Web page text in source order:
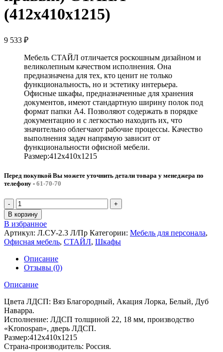
(412х410х1215)
9 533 ₽
Мебель СТАЙЛ отличается роскошным дизайном и
великолепным качеством исполнения. Она
предназначена для тех, кто ценит не только
функциональность, но и эстетику интерьера.
Офисные шкафы, предназначенные для хранения
документов, имеют стандартную ширину полок под
формат папки А4. Позволяют содержать в порядке
документацию и с легкостью находить их, что
значительно облегчают рабочие процессы. Качество
выполнения задач напрямую зависит от
функциональности офисной мебели.
Размер:412х410х1215
Перед покупкой Вы можете уточнить детали товара у менеджера по
телефону - 61-70-70
Количество
товара
Шкаф
средний
узкий
(левый/
правый)
СТАЙЛ
(412х410х1215)
В корзину
В избранное
Артикул: Л.СУ-2.3 Л/Пр Категории: Мебель для персонала,
Офисная мебель, СТАЙЛ, Шкафы
Описание
Отзывы (0)
Описание
Цвета ЛДСП: Вяз Благородный, Акация Лорка, Белый, Дуб
Наварра.
Исполнение: ЛДСП толщиной 22, 18 мм, производство
«Kronospan», дверь ЛДСП.
Размер:412х410х1215
Страна-производитель: Россия.